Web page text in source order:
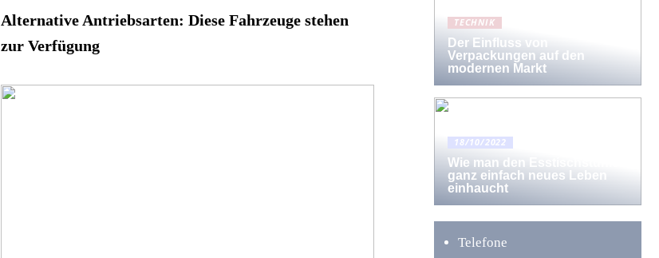
Alternative Antriebsarten: Diese Fahrzeuge stehen
zur Verfügung
TECHNIK
Der Einfluss von
Verpackungen auf den
modernen Markt
18/10/2022
Wie man den Esstischstühlen
ganz einfach neues Leben
einhaucht
Telefone